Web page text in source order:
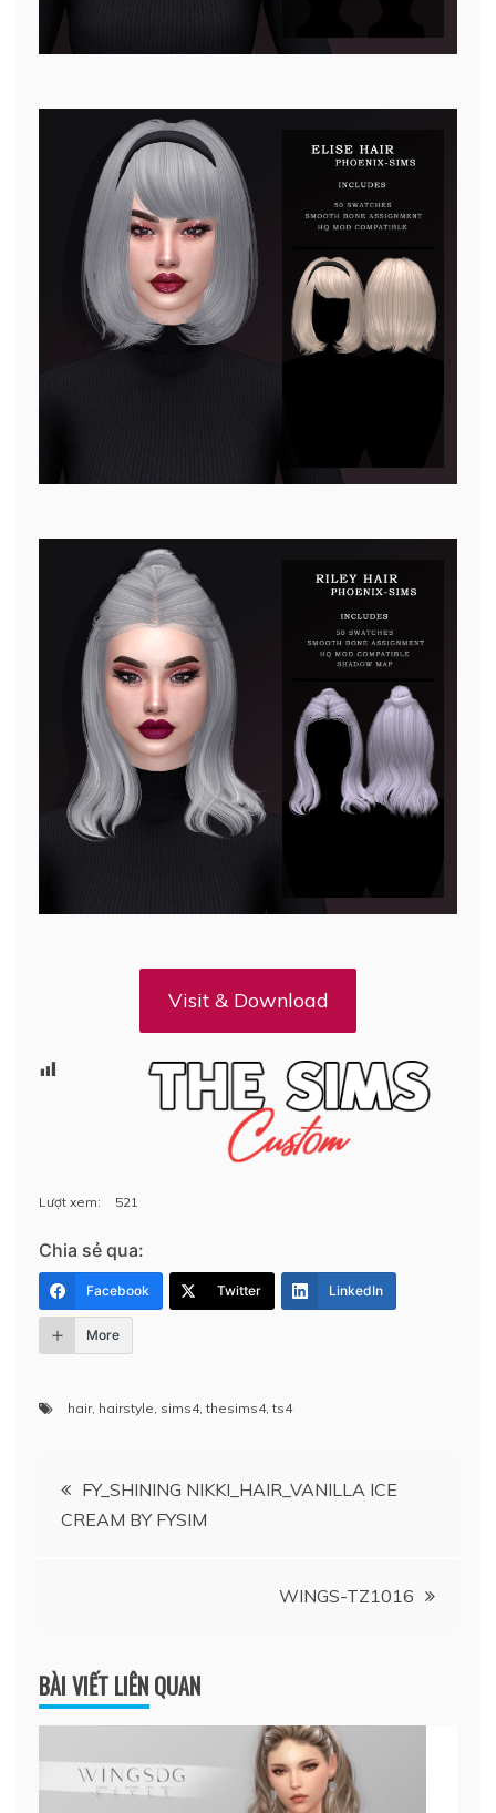
Visit & Download
Lượt xem: 521
Chia sẻ qua:
Facebook Twitter LinkedIn
More
hair, hairstyle sims4,thesims4,ts4
Điều
hướng
viết
FY_SHINING NIKKI_HAIR_VANILLA ICE
CREAM BY FYSIM
WINGS-TZ1016
BÀI VIẾT LIÊN QUAN